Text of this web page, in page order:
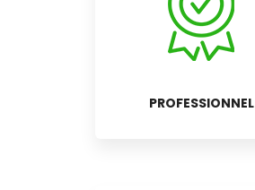
PROFESSIONNEL